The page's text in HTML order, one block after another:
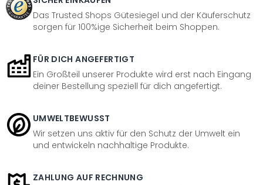
Das Trusted Shops Gütesiegel und der Käuferschutz
sorgen für 100%ige Sicherheit beim Shoppen.
FÜR DICH ANGEFERTIGT
Ein Großteil unserer Produkte wird erst nach Eingang
deiner Bestellung speziell für dich angefertigt.
UMWELTBEWUSST
Wir setzen uns aktiv für den Schutz der Umwelt ein
und entwickeln nachhaltige Produkte.
ZAHLUNG AUF RECHNUNG